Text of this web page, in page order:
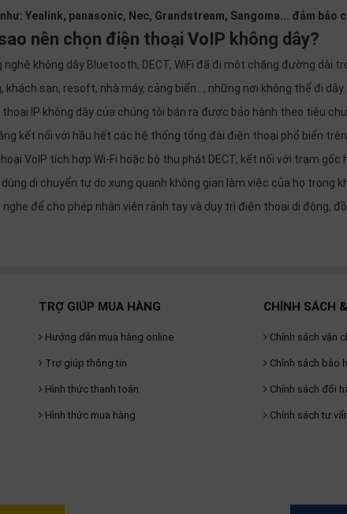
Yealink, panasonic, Nec, Grandstream, Sangoma... đảm bảo
nên chọn điện thoại VoIP không dây?
nghệ không dây Bluetooth, DECT, WiFi đã đi một chặng đường dài
khách sạn, resoft, nhà máy, cảng biển…, những nơi không thể đi dây.
IP không dây của chúng tôi bán ra được bảo hành theo tiêu
kết nối với hầu hết các hệ thống tổng đài điện thoại phổ biến
VoIP tích hợp Wi-Fi hoặc bộ thu phát DECT, kết nối với trạm
di chuyển tự do xung quanh không gian làm việc của họ trong
để cho phép nhân viên rảnh tay và duy trì điện thoại di động,
TRỢ GIÚP MUA HÀNG
Hướng dẫn mua hàng online
Trợ giúp thông tin
Hình thức thanh toán
Hình thức mua hàng
CHÍNH SÁCH
Chính sách vận
Chính sách bảo
Chính sách đổi
Chính sách tư